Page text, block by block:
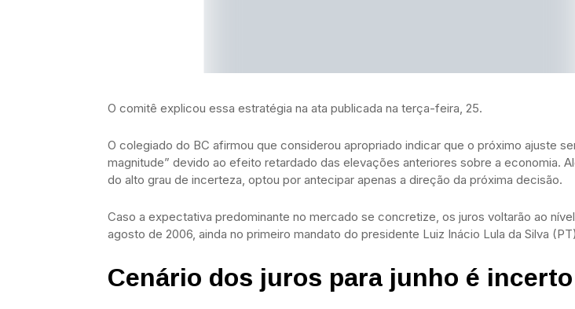
O comitê explicou essa estratégia na ata publicada na terça-feira, 25.
O colegiado do BC afirmou que considerou apropriado indicar que o próximo ajuste
magnitude” devido ao efeito retardado das elevações anteriores sobre a economia.
do alto grau de incerteza, optou por antecipar apenas a direção da próxima decisão.
Caso a expectativa predominante no mercado se concretize, os juros voltarão ao
agosto de 2006, ainda no primeiro mandato do presidente Luiz Inácio Lula da Silva
Cenário dos juros para junho é incerto